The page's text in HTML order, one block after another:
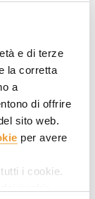
e di terze
la corretta
a
di offrire
sito web.
per avere
i cookie.